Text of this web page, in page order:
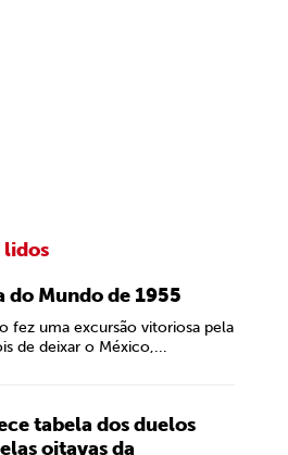
lidos
do Mundo de 1955
fez uma excursão vitoriosa pela
de deixar o México,...
tabela dos duelos
oitavas da